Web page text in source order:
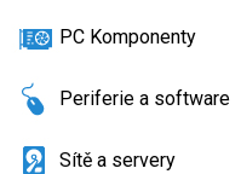
PC Komponenty
Periferie a software
Sítě a servery